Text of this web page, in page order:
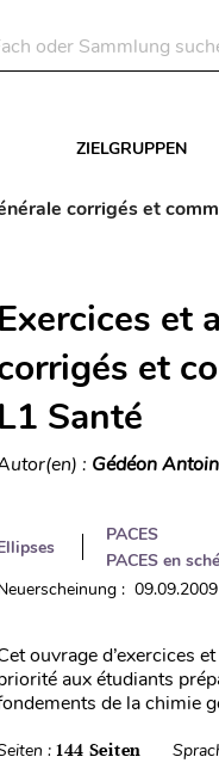
ZIELGRUPPEN
corrigés et
Exercices et
et
L1 Santé
: Gédéon
PACES
PACES en
: 09.09.2009
ouvrage d’exercices
aux étudiants
de la chimie
: 144 Seiten